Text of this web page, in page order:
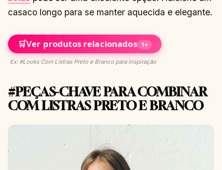
casaco longo para se manter aquecida e elegante.
🛒Ver produtos relacionados 1▾
Ex: #Looks Com Listras Preto e Branco para inspiração
#PEÇAS-CHAVE PARA COMBINAR
COM LISTRAS PRETO E BRANCO